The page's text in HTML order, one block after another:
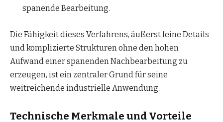
spanende Bearbeitung.
Die Fähigkeit dieses Verfahrens, äußerst feine Details
und komplizierte Strukturen ohne den hohen
Aufwand einer spanenden Nachbearbeitung zu
erzeugen, ist ein zentraler Grund für seine
weitreichende industrielle Anwendung.
Technische Merkmale und Vorteile